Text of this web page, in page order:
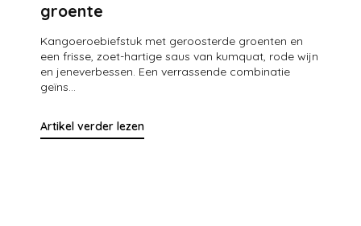
groente
Kangoeroebiefstuk met geroosterde groenten en
een frisse, zoet-hartige saus van kumquat, rode wijn
en jeneverbessen. Een verrassende combinatie
geïns...
Artikel verder lezen